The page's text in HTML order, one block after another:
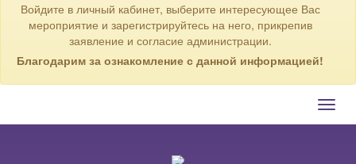
Войдите в личный кабинет, выберите интересующее Вас
мероприятие и зарегистрируйтесь на него, прикрепив
заявление и согласие администрации.
Благодарим за ознакомление с данной информацией!